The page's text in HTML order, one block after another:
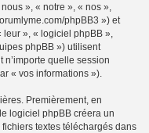
», « notre », « nos »,
phpBB3 ») et
leur », « logiciel phpBB »,
phpBB ») utilisent
n’importe quelle session
« vos informations »).
Premièrement, en
logiciel phpBB créera un
textes téléchargés dans